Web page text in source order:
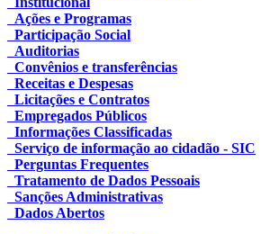
Ações e Programas
Participação Social
Auditorias
Convênios e transferências
Receitas e Despesas
Licitações e Contratos
Empregados Públicos
Informações Classificadas
Serviço de informação ao cidadão - SIC
Perguntas Frequentes
Tratamento de Dados Pessoais
Sanções Administrativas
Dados Abertos